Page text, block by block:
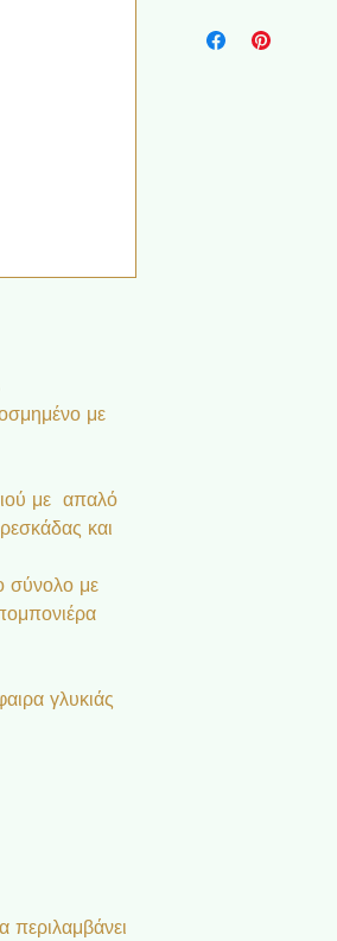
με
με απαλό
και
σύνολο με
γλυκιάς